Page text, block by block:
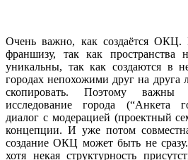
Очень важно, как создаётся ОКЦ.
франшизу, так как пространства
уникальны, так как создаются в
городах непохожими друг на
скопировать. Поэтому важны
исследование города (“Анкета
диалог с модерацией (проектный
концепции. И уже потом
создание ОКЦ может быть не
хотя некая структурность